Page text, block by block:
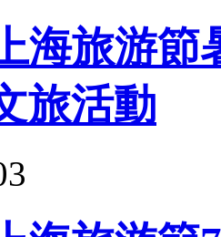
海旅游節
旅活動